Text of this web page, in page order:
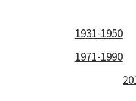
1931-1950
1971-1990